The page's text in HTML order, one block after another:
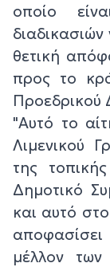
οποίο
θετική
προς το
Προεδρικού
"Αυτό το
Λιμενικού
της
Δημοτικό
και αυτό
μέλλον